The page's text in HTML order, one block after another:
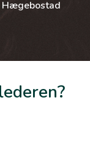
Hægebostad